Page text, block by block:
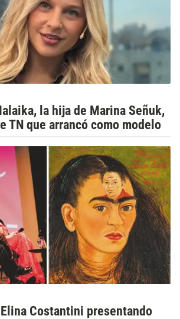
la hija de Marina Señuk,
TN que arrancó como modelo
Elina Costantini presentando